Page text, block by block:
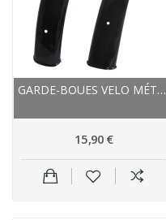
GARDE-BOUES VELO MÉTAL 20P/55MM NOIR
15,90 €